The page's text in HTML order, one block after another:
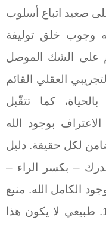
صعيد اتباع أسلوب
وجوب خلق توليفة
على الشك الموصل
العقلي القائم
كما تتقّبل
بوجود الله
لكل حقيقة. دليل
– بكسر الراء –
الكامل الله. منبع
كل وجود والضامن لكل حقيقة." 1. طبيعي لا يكون هذا